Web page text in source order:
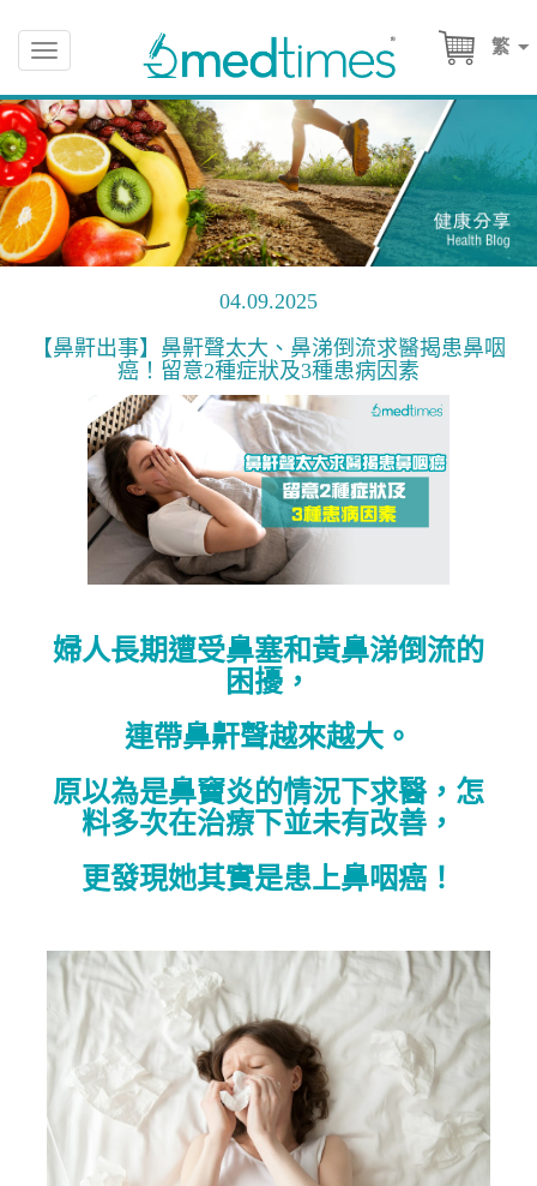
繁
Toggle
navigation
04.09.2025
【鼻鼾出事】鼻鼾聲太大、鼻涕倒流求醫揭患鼻咽
癌！留意2種症狀及3種患病因素
婦人長期遭受鼻塞和黃鼻涕倒流的
困擾，
連帶鼻鼾聲越來越大。
原以為是鼻竇炎的情況下求醫，怎
料多次在治療下並未有改善，
更發現她其實是患上鼻咽癌！